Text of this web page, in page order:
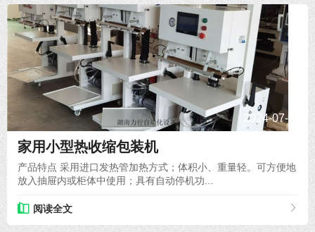
2024-07-24
家用小型热收缩包装机
产品特点 采用进口发热管加热方式；体积小、重量轻。可方便地
放入抽屉内或柜体中使用；具有自动停机功...
阅读全文